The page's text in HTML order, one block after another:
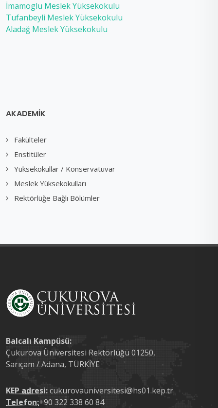
İmamoglu Meslek Yüksekokulu
Tufanbeyli Meslek Yüksekokulu
Aladağ Meslek Yüksekokulu
AKADEMİK
Fakülteler
Enstitüler
Yüksekokullar / Konservatuvar
Meslek Yüksekokulları
Rektörlüğe Bağlı Bölümler
Balcalı Kampüsü:
Çukurova Üniversitesi Rektörlüğü 01250,
Sarıçam / Adana, TÜRKİYE
KEP adresi:cukurovauniversitesi@hs01.kep.tr
Telefon:+90 322 338 60 84